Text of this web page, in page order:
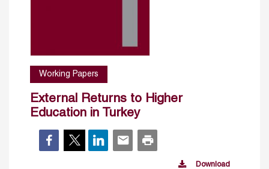
Working Papers
External Returns to Higher
Education in Turkey
Download